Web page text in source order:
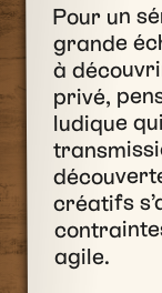
Pour un
grande
à
privé,
ludique
créatifs
agile.